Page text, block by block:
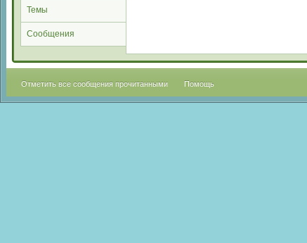
Темы
Сообщения
Отметить все сообщения прочитанными Помощь